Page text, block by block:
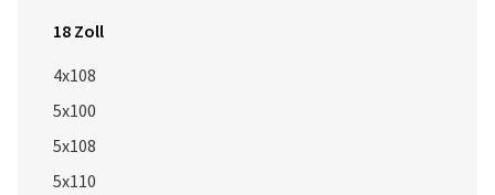
18 Zoll
4x108
5x100
5x108
5x110